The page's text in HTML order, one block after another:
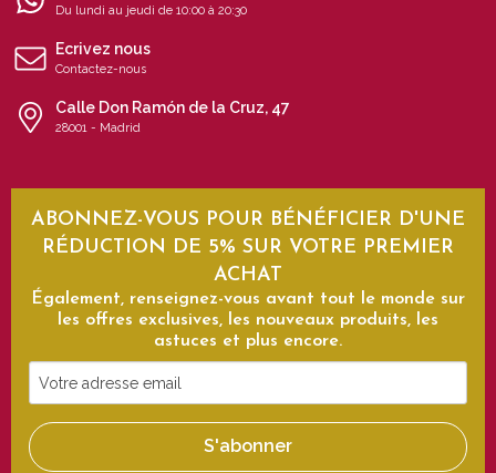
Du lundi au jeudi de 10:00 à 20:30
Ecrivez nous
Contactez-nous
Calle Don Ramón de la Cruz, 47
28001 - Madrid
ABONNEZ-VOUS POUR BÉNÉFICIER D'UNE
RÉDUCTION DE 5% SUR VOTRE PREMIER
ACHAT
Également, renseignez-vous avant tout le monde sur
les offres exclusives, les nouveaux produits, les
astuces et plus encore.
Votre
adresse
email
S'abonner